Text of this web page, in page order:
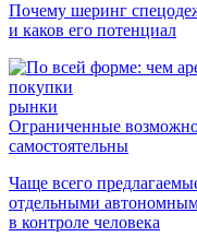
Почему шеринг
и каков его потенциал
рынки
Ограниченные
самостоятельны
Чаще всего
отдельными
в контроле человека